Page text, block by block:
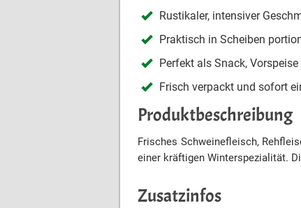
Rustikaler, intensiver
Praktisch in Scheiben
Perfekt als Snack,
Frisch verpackt und sofort
Produktbeschreibung
Frisches Schweinefleisch,
einer kräftigen Winterspezialität.
Zusatzinfos